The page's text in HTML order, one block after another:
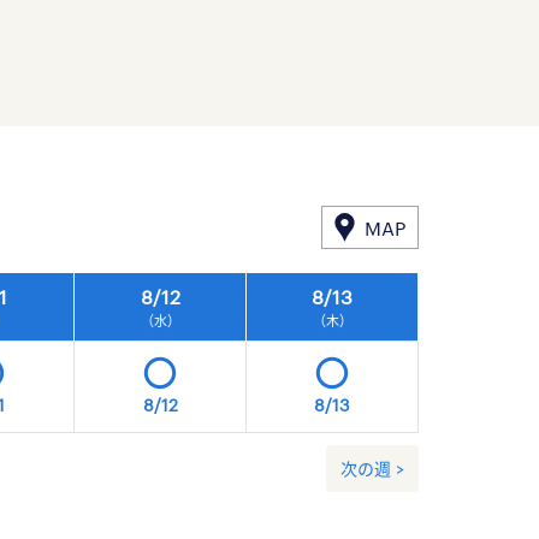
MAP
8/12
（水）
8/13
（木）
8/12 8/13
次の週 >